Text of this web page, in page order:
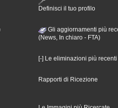
Definisci il tuo profilo
Gli aggiornamenti più
(News, In chiaro - FTA)
[-] Le eliminazioni più recenti
Rapporti di Ricezione